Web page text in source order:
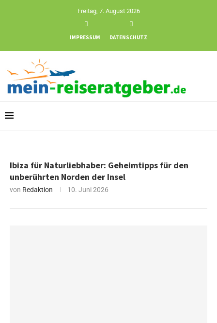
Freitag, 7. August 2026
IMPRESSUM DATENSCHUTZ
Ibiza für Naturliebhaber: Geheimtipps für den
unberührten Norden der Insel
von Redaktion 10. Juni 2026